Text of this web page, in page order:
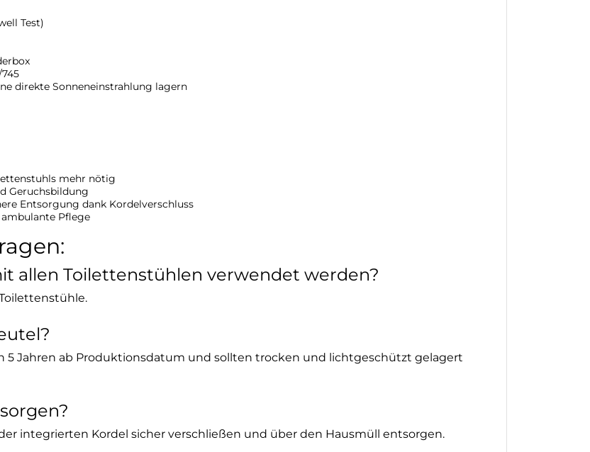
Test)
direkte Sonneneinstrahlung lagern
mehr nötig
Geruchsbildung
Entsorgung dank Kordelverschluss
Pflege
allen Toilettenstühlen verwendet werden?
5 Jahren ab Produktionsdatum und sollten trocken und lichtgeschützt gelagert
integrierten Kordel sicher verschließen und über den Hausmüll entsorgen.